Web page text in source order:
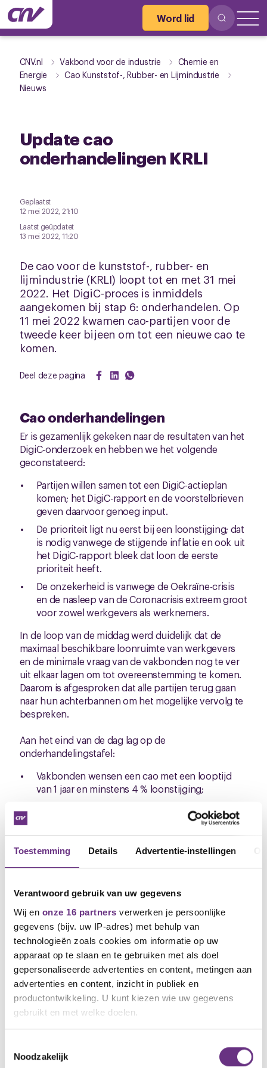
Toestemming Details Advertentie-instellingen
Verantwoord gebruik van uw gegevens
Wij en onze 16 partners verwerken je persoonlijke
gegevens (bijv. uw IP-adres) met behulp van
technologieën zoals cookies om informatie op uw
apparaat op te slaan en te gebruiken met als doel
gepersonaliseerde advertenties en content, metingen aan
advertenties en content, inzicht in publiek en
productontwikkeling. U kunt kiezen wie uw gegevens
gebruikt en met welke doelen.
Informatie verzamelen over uw geografische
Noodzakelijk
Word lid
CNV.nl Vakbond voor de industrie
Chemie en
Energie
Cao Kunststof-, Rubber- en Lijmindustrie
Nieuws
Update cao
onderhandelingen KRLI
Geplaatst
12 mei 2022, 21:10
Laatst geüpdatet
13 mei 2022, 11:20
De cao voor de kunststof-, rubber- en
lijmindustrie (KRLI) loopt tot en met 31 mei
2022. Het DigiC-proces is inmiddels
aangekomen bij stap 6: onderhandelen. Op
11 mei 2022 kwamen cao-partijen voor de
tweede keer bijeen om tot een nieuwe cao te
komen.
Deel deze pagina
Cao onderhandelingen
Er is gezamenlijk gekeken naar de resultaten van het
DigiC-onderzoek en hebben we het volgende
geconstateerd:
Partijen willen samen tot een DigiC-actieplan
komen; het DigiC-rapport en de voorstelbrieven
geven daarvoor genoeg input.
De prioriteit ligt nu eerst bij een loonstijging; dat
is nodig vanwege de stijgende inflatie en ook uit
het DigiC-rapport bleek dat loon de eerste
prioriteit heeft.
De onzekerheid is vanwege de Oekraïne-crisis
en de nasleep van de Coronacrisis extreem groot
voor zowel werkgevers als werknemers.
In de loop van de middag werd duidelijk dat de
maximaal beschikbare loonruimte van werkgevers
en de minimale vraag van de vakbonden nog te ver
uit elkaar lagen om tot overeenstemming te komen.
Daarom is afgesproken dat alle partijen terug gaan
naar hun achterbannen om het mogelijke vervolg te
bespreken.
Aan het eind van de dag lag op de
onderhandelingstafel:
Vakbonden wensen een cao met een looptijd
van 1 jaar en minstens 4 % loonstijging;
15 maanden en 3,75 % loonstijging, met daarbij
een eenmalige uitkering van 200 euro per
werknemer.
Op donderdag 16 juni praten partijen verder.
Meepraten en vragen stellen
Maar voordat het zo ver is ontvang ik graag jouw
mening over wat er nu qua loon op de
onderhandelingstafel ligt. En hoe kijk jij aan tegen de
huidige (economische) situatie van het bedrijf en de
branche waarin jij werkt. Op decao-paginais nieuws
over de cao te volgen en kun je meepraten,
nieuwsbrief. Ik lees graag jouw reactie!